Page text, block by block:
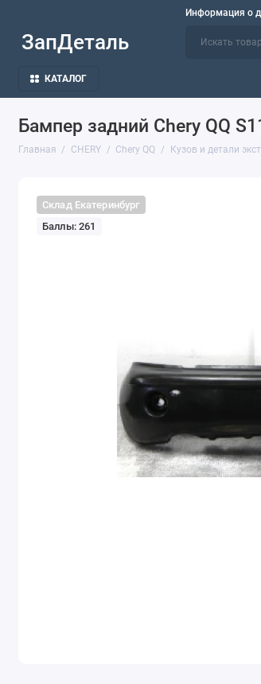
Информация о
ЗапДеталь
КАТАЛОГ
Бампер задний Chery QQ
Главная CHERY Chery QQ Кузов и детали
Склад Екатеринбург
Баллы: 261